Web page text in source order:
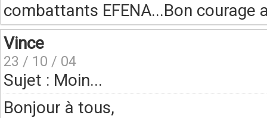
combattants EFENA...Bon courage
Vince
23 / 10 / 04
Sujet : Moin...
Bonjour à tous,